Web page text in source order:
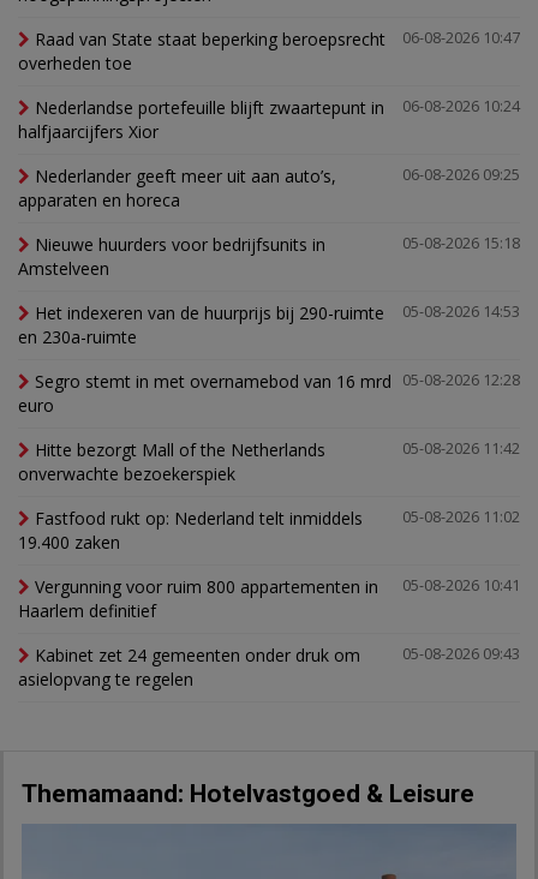
06-08-2026 10:47
Raad van State staat beperking beroepsrecht
overheden toe
06-08-2026 10:24
Nederlandse portefeuille blijft zwaartepunt in
halfjaarcijfers Xior
06-08-2026 09:25
Nederlander geeft meer uit aan auto’s,
apparaten en horeca
05-08-2026 15:18
Nieuwe huurders voor bedrijfsunits in
Amstelveen
05-08-2026 14:53
Het indexeren van de huurprijs bij 290-ruimte
en 230a-ruimte
05-08-2026 12:28
Segro stemt in met overnamebod van 16 mrd
euro
05-08-2026 11:42
Hitte bezorgt Mall of the Netherlands
onverwachte bezoekerspiek
05-08-2026 11:02
Fastfood rukt op: Nederland telt inmiddels
19.400 zaken
05-08-2026 10:41
Vergunning voor ruim 800 appartementen in
Haarlem definitief
05-08-2026 09:43
Kabinet zet 24 gemeenten onder druk om
asielopvang te regelen
Themamaand: Hotelvastgoed & Leisure